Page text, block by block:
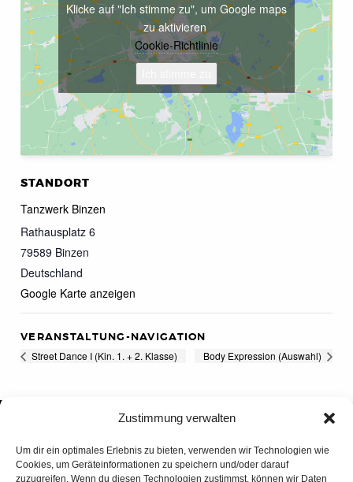
Zustimmung verwalten
Um dir ein optimales Erlebnis zu bieten, verwenden wir Technologien wie
Cookies, um Geräteinformationen zu speichern und/oder darauf
zuzugreifen. Wenn du diesen Technologien zustimmst, können wir Daten
STANDORT
Tanzwerk Binzen
Rathausplatz 6
79589 Binzen
Deutschland
Google Karte anzeigen
Klicke auf "Ich stimme zu", um Google maps
zu aktivieren
Cookie-Richtlinie
VERANSTALTUNG-NAVIGATION
Street Dance I (Kin. 1. + 2. Klasse) Body Expression (Auswahl)